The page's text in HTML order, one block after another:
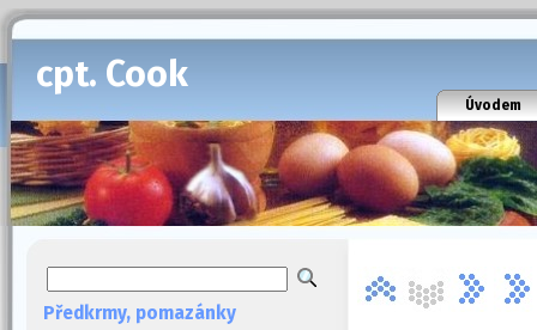
cpt. Cook
Úvodem
Předkrmy, pomazánky